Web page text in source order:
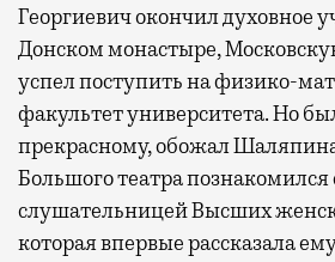
Георгиевич окончил духовное
Донском монастыре,
успел поступить на физико-
факультет университета. Но
прекрасному, обожал
Большого театра познакомился
слушательницей Высших
которая впервые рассказала